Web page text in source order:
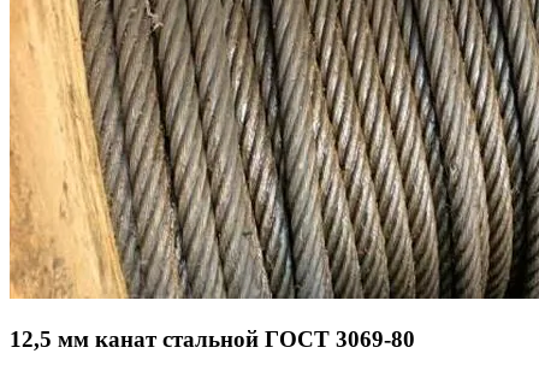
12,5 мм канат стальной ГОСТ 3069-80